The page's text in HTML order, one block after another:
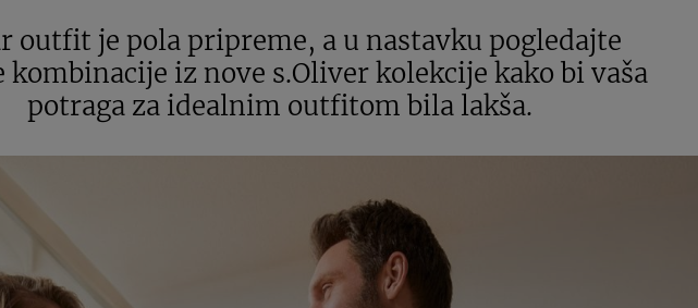
outfit je pola pripreme, a u nastavku pogledajte
kombinacije iz nove s.Oliver kolekcije kako bi vaša
potraga za idealnim outfitom bila lakša.